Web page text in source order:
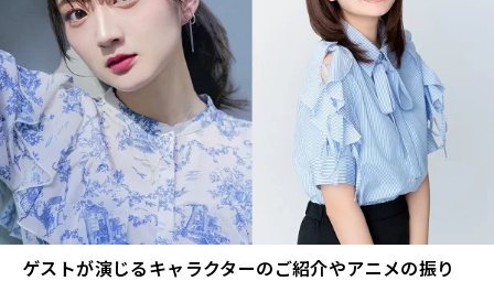
ゲストが演じるキャラクターのご紹介やアニメの振り